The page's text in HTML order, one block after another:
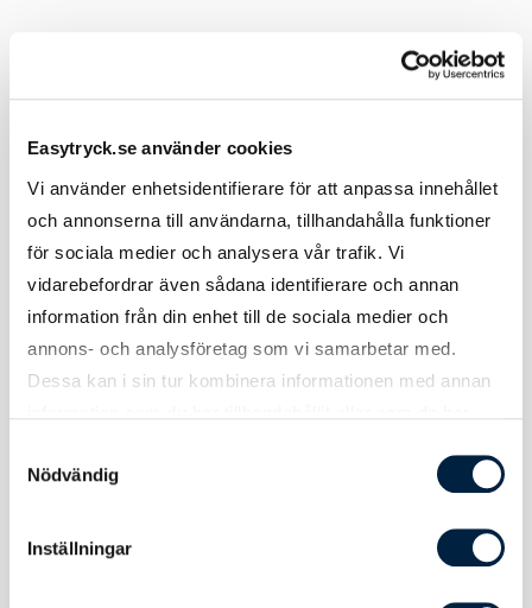
Easytryck.se använder cookies
Vi använder enhetsidentifierare för att anpassa innehållet
och annonserna till användarna, tillhandahålla funktioner
för sociala medier och analysera vår trafik. Vi
vidarebefordrar även sådana identifierare och annan
information från din enhet till de sociala medier och
annons- och analysföretag som vi samarbetar med.
Dessa kan i sin tur kombinera informationen med annan
Nödvändig
Inställningar
Tryckyta 50x50 mm
Rekommendationer
Då tryckfärgerna inte är
av den reflekterande ytan med sitt
tryck.